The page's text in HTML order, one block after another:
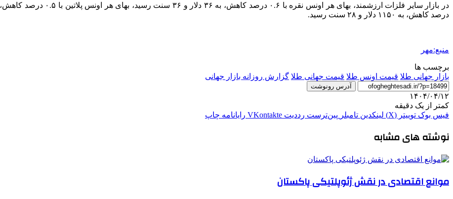
درصد کاهش، به ۱۱۵۰ دلار و ۲۸ سنت رسید.
منبع:مهر
برچسب ها
بازار جهانی طلا قیمت اونس طلا قیمت جهانی طلا گزارش روزانه بازار جهانی
آدرس رونوشت
۱۴۰۴/۰۴/۱۲
کمتر از یک دقیقه
فیس بوک توییتر (X) لینکدین ‫تامبلر ‫پین‌ترست ‫رددیت ‫VKontakte رایانامه چاپ
نوشته های مشابه
موانع اقتصادی در نقش ژئوپلتیکی پاکستان